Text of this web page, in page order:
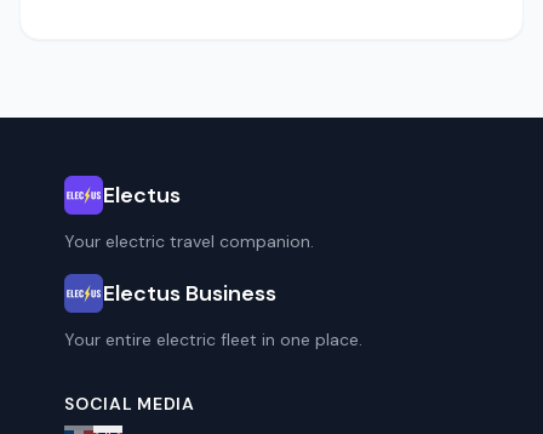
Electus
Your electric travel companion.
Electus Business
Your entire electric fleet in one place.
SOCIAL MEDIA